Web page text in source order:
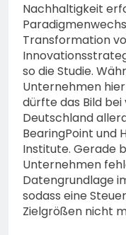
Nachhaltigkeit
Transformation
so die Studie.
Unternehmen
dürfte das Bild
Deutschland
BearingPoint und
Institute. Gerade
Unternehmen
Datengrundlage
sodass eine
Zielgrößen nicht